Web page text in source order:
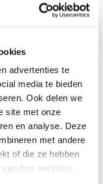
advertenties te
media te bieden
Ook delen we
site met onze
en analyse. Deze
met andere
of die ze hebben
hun services.